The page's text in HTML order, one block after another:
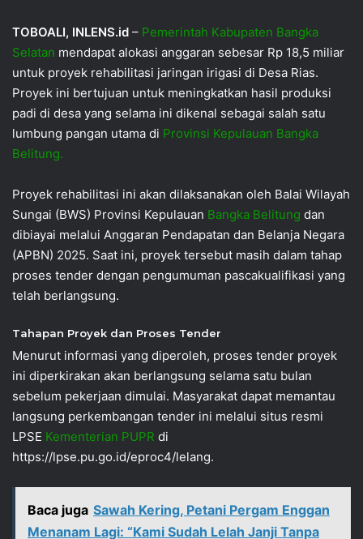
TOBOALI, INLENS.id – Pemerintah Kabupaten Bangka
Selatan mendapat alokasi anggaran sebesar Rp 18,5 miliar
untuk proyek rehabilitasi jaringan irigasi di Desa Rias.
Proyek ini bertujuan untuk meningkatkan hasil produksi
padi di desa yang selama ini dikenal sebagai salah satu
lumbung pangan utama di Provinsi Kepulauan Bangka
Belitung.
Proyek rehabilitasi ini akan dilaksanakan oleh Balai Wilayah
Sungai (BWS) Provinsi Kepulauan Bangka Belitung dan
dibiayai melalui Anggaran Pendapatan dan Belanja Negara
(APBN) 2025. Saat ini, proyek tersebut masih dalam tahap
proses tender dengan pengumuman pascakualifikasi yang
telah berlangsung.
Tahapan Proyek dan Proses Tender
Menurut informasi yang diperoleh, proses tender proyek
ini diperkirakan akan berlangsung selama satu bulan
sebelum pekerjaan dimulai. Masyarakat dapat memantau
langsung perkembangan tender ini melalui situs resmi
LPSE Kementerian PUPR di
https://lpse.pu.go.id/eproc4/lelang.
Baca juga Sawah Kering, Petani Pergam Enggan
Menanam Lagi: “Kami Sudah Lelah Janji Tanpa